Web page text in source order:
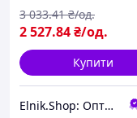
2 527.84₴/од.
3 033.41 ₴/од.
Купити
Elnik.Shop: Оптово-роздрібна компанія